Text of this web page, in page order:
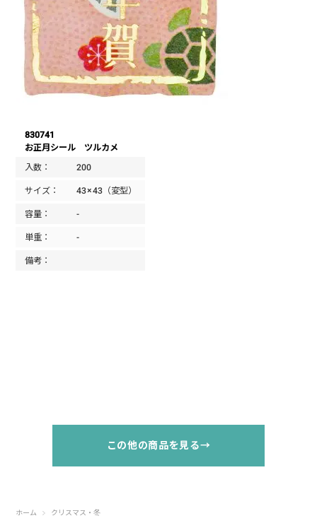
830741
お正月シール ツルカメ
入数：
200
サイズ：
43×43（変型）
容量：
-
単重：
-
備考：
この他の商品を見る→
ホーム クリスマス・冬